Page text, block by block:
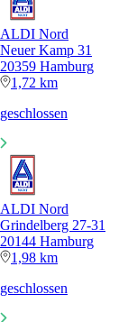
ALDI Nord
Neuer Kamp 31
20359 Hamburg
1,72 km
geschlossen
ALDI Nord
Grindelberg 27-31
20144 Hamburg
1,98 km
geschlossen